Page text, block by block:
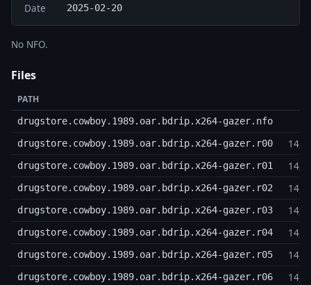
Date 2025-02-20
No NFO.
Files
PATH
drugstore.cowboy.1989.oar.bdrip.x264-gazer.nfo
drugstore.cowboy.1989.oar.bdrip.x264-gazer.r00
drugstore.cowboy.1989.oar.bdrip.x264-gazer.r01
drugstore.cowboy.1989.oar.bdrip.x264-gazer.r02
drugstore.cowboy.1989.oar.bdrip.x264-gazer.r03
drugstore.cowboy.1989.oar.bdrip.x264-gazer.r04
drugstore.cowboy.1989.oar.bdrip.x264-gazer.r05
drugstore.cowboy.1989.oar.bdrip.x264-gazer.r06